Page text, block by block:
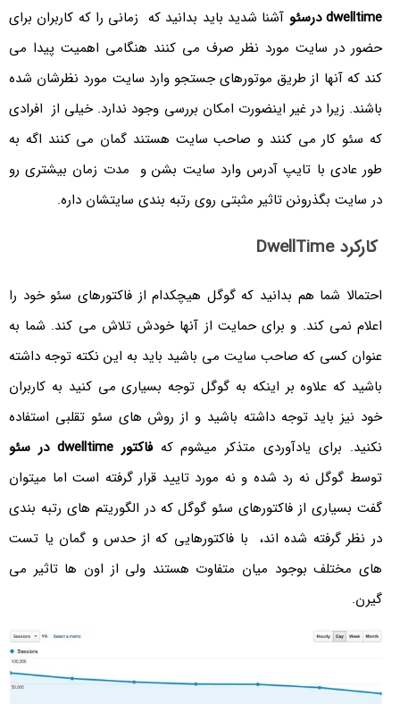
dwelltime درسئو
آشنا شدید باید بدانید که زمانی را که کاربران برای
حضور در سایت مورد نظر صرف می کنند هنگامی اهمیت پیدا می
کند که آنها از طریق موتورهای جستجو وارد سایت مورد نظرشان شده
باشند. زیرا در غیر اینضورت امکان بررسی وجود ندارد. خیلی از افرادی
که سئو کار می کنند و صاحب سایت هستند گمان می کنند اگه به
طور عادی با تایپ آدرس وارد سایت بشن و مدت زمان بیشتری رو
در سایت بگذرونن تاثیر مثبتی روی رتبه بندی سایتشان داره.
کارکرد DwellTime
احتمالا شما هم بدانید که گوگل هیچکدام از فاکتورهای سئو خود را
اعلام نمی کند. و برای حمایت از آنها خودش تلاش می کند. شما به
عنوان کسی که صاحب سایت می باشید باید به این نکته توجه داشته
باشید که علاوه بر اینکه به گوگل توجه بسیاری می کنید به کاربران
خود نیز باید توجه داشته باشید و از روش های سئو تقلبی استفاده
نکنید. برای یادآوردی متذکر میشوم که فاکتور dwelltime در سئو
توسط گوگل نه رد شده و نه مورد تایید قرار گرفته است اما میتوان
گفت بسیاری از فاکتورهای سئو گوگل که در الگوریتم های رتبه بندی
در نظر گرفته شده اند، با فاکتورهایی که از حدس و گمان یا تست
های مختلف بوجود میان متفاوت هستند ولی از اون ها تاثیر می
گیرن.